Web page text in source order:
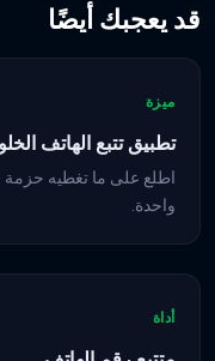
قد يعجبك أيضًا
ميزة
تطبيق تتبع الهاتف
اطلع على ما تغطيه حزمة
واحدة.
أداة